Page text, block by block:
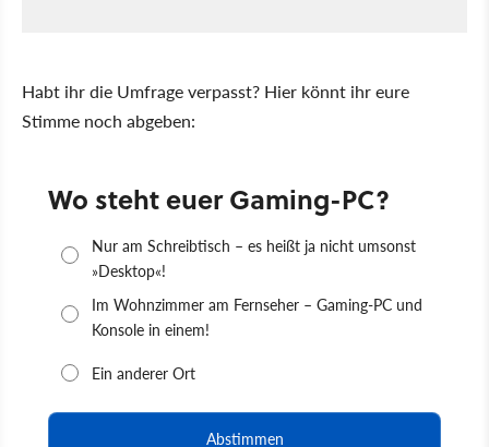
Habt ihr die Umfrage verpasst? Hier könnt ihr eure
Stimme noch abgeben: